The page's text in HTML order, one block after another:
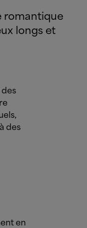
romantique
longs et
des
en